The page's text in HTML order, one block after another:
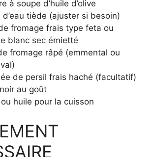
à soupe d’huile d’olive
tiède (ajuster si besoin)
fromage frais type feta ou
blanc sec émietté
fromage râpé (emmental ou
de persil frais haché (facultatif)
au goût
huile pour la cuisson